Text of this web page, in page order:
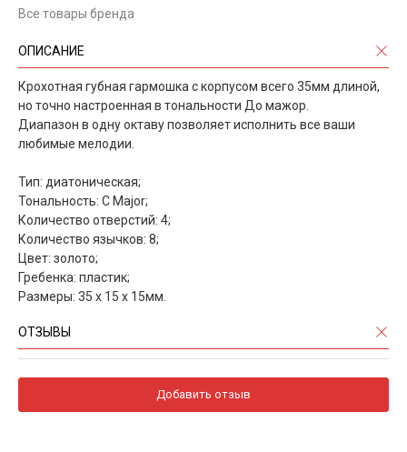
Все товары бренда
ОПИСАНИЕ
Крохотная губная гармошка с корпусом всего 35мм длиной,
но точно настроенная в тональности До мажор.
Диапазон в одну октаву позволяет исполнить все ваши
любимые мелодии.
Тип: диатоническая;
Тональность: C Major;
Количество отверстий: 4;
Количество язычков: 8;
Цвет: золото;
Гребенка: пластик;
Размеры: 35 х 15 х 15мм.
ОТЗЫВЫ
Добавить отзыв